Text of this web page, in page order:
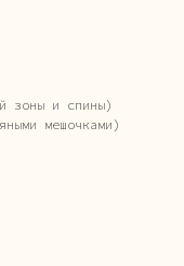
зоны и спины)
мешочками)